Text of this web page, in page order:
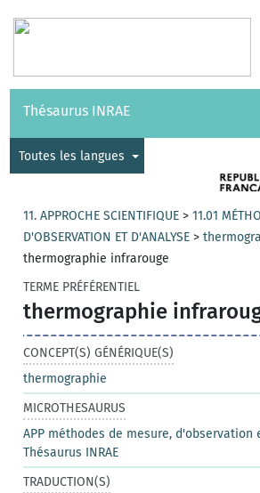
Vocabulaires API
Thésaurus INRAE
Toutes les langues
11. APPROCHE SCIENTIFIQUE >11.01
D'OBSERVATION ET D'ANALYSE >
thermographie infrarouge
TERME PRÉFÉRENTIEL
thermographie
CONCEPT(S) GÉNÉRIQUE(S)
thermographie
MICROTHESAURUS
APP méthodes de mesure, d'observation
Thésaurus INRAE
TRADUCTION(S)